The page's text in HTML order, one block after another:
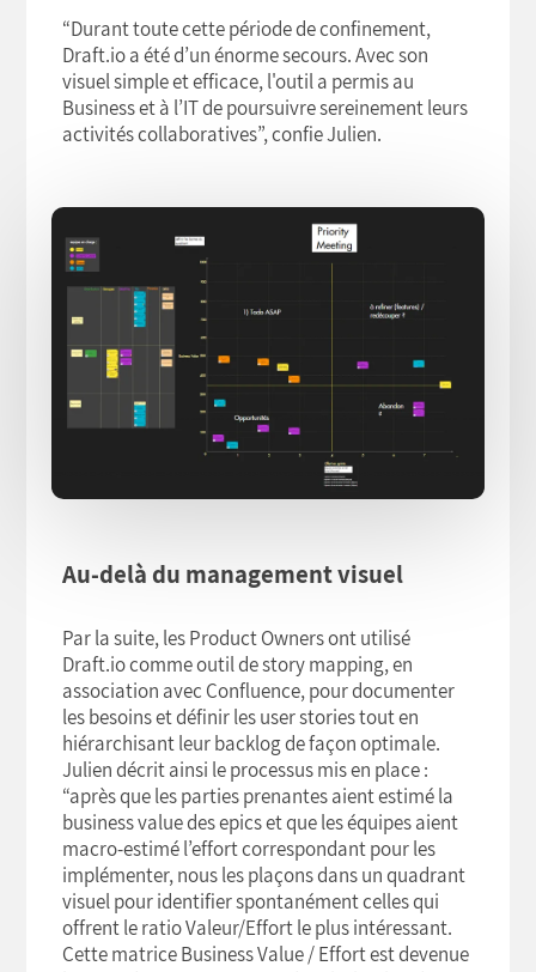
“Durant toute cette période de confinement,
Draft.io a été d’un énorme secours. Avec son
visuel simple et efficace, l'outil a permis au
Business et à l’IT de poursuivre sereinement leurs
activités collaboratives”, confie Julien.
Au-delà du management visuel
Par la suite, les Product Owners ont utilisé
Draft.io comme outil de story mapping, en
association avec Confluence, pour documenter
les besoins et définir les user stories tout en
hiérarchisant leur backlog de façon optimale.
Julien décrit ainsi le processus mis en place :
“après que les parties prenantes aient estimé la
business value des epics et que les équipes aient
macro-estimé l’effort correspondant pour les
implémenter, nous les plaçons dans un quadrant
visuel pour identifier spontanément celles qui
offrent le ratio Valeur/Effort le plus intéressant.
Cette matrice Business Value / Effort est devenue